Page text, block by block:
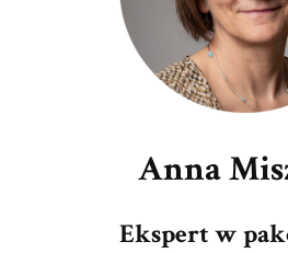
Anna
Ekspert w